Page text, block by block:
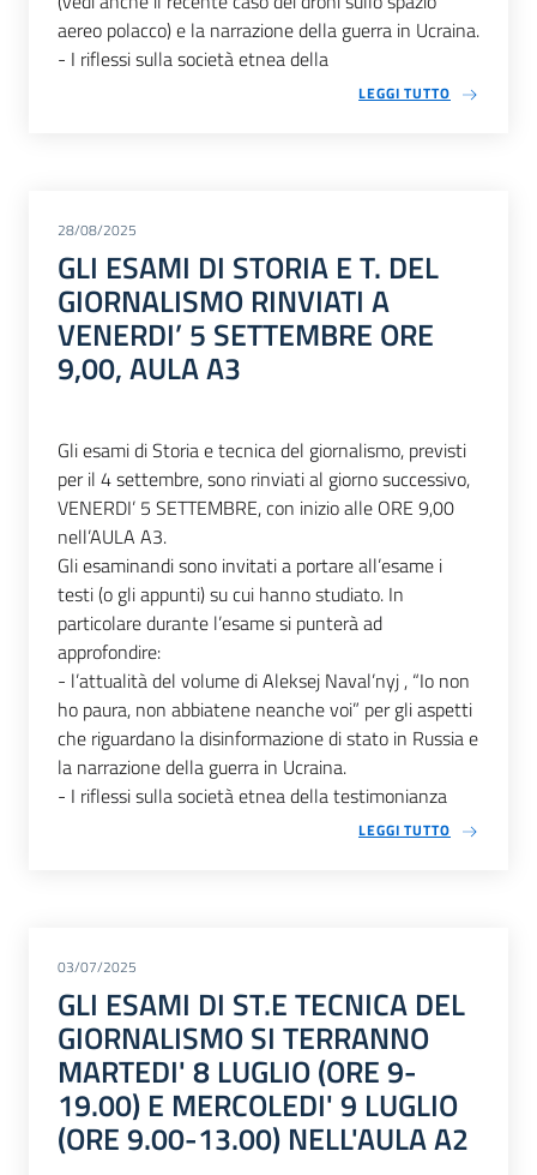
aereo polacco) e la narrazione della guerra in Ucraina.
- I riflessi sulla società etnea della
LEGGI TUTTO
28/08/2025
GLI ESAMI DI STORIA E T. DEL
GIORNALISMO RINVIATI A
VENERDI’ 5 SETTEMBRE ORE
9,00, AULA A3
Gli esami di Storia e tecnica del giornalismo, previsti
per il 4 settembre, sono rinviati al giorno successivo,
VENERDI’ 5 SETTEMBRE, con inizio alle ORE 9,00
nell’AULA A3.
Gli esaminandi sono invitati a portare all’esame i
testi (o gli appunti) su cui hanno studiato. In
particolare durante l’esame si punterà ad
approfondire:
- l’attualità del volume di Aleksej Naval’nyj , “Io non
ho paura, non abbiatene neanche voi” per gli aspetti
che riguardano la disinformazione di stato in Russia e
la narrazione della guerra in Ucraina.
- I riflessi sulla società etnea della testimonianza
LEGGI TUTTO
03/07/2025
GLI ESAMI DI ST.E TECNICA DEL
GIORNALISMO SI TERRANNO
MARTEDI' 8 LUGLIO (ORE 9-
19.00) E MERCOLEDI' 9 LUGLIO
(ORE 9.00-13.00) NELL'AULA A2